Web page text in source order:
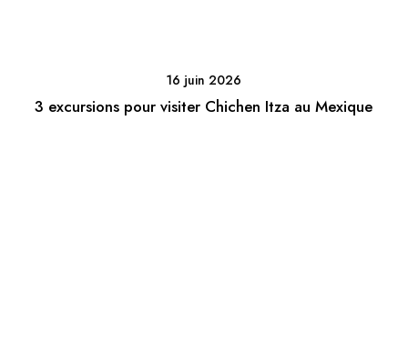
16 juin 2026
3 excursions pour visiter Chichen Itza au Mexique